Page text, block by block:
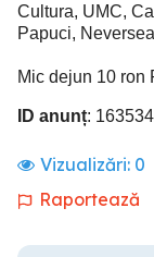
Cultura, UMC,
Papuci,
Mic dejun 10 ron
ID anunț:
Vizualizări: 0
Raportează